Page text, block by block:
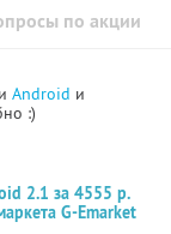
по акции
Android и
:)
2.1 за 4555 р.
G-Emarket